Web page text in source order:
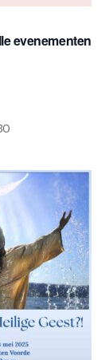
evenementen